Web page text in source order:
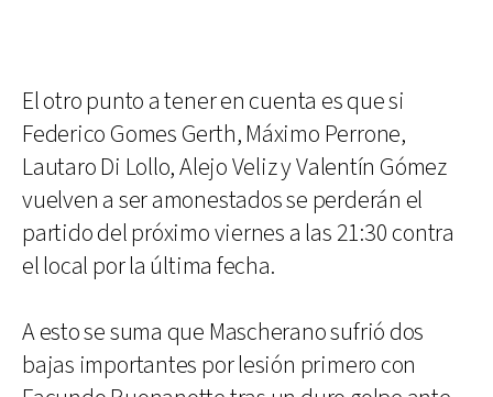
El otro punto a tener en cuenta es que si
Federico Gomes Gerth, Máximo Perrone,
Lautaro Di Lollo, Alejo Veliz y Valentín Gómez
vuelven a ser amonestados se perderán el
partido del próximo viernes a las 21:30 contra
el local por la última fecha.
A esto se suma que Mascherano sufrió dos
bajas importantes por lesión primero con